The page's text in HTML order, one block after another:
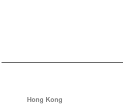
Hong Kong